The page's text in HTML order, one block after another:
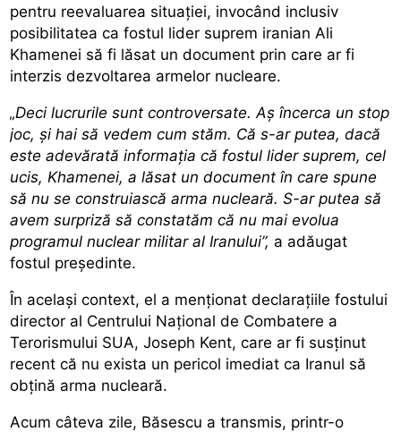
pentru reevaluarea situației, invocând inclusiv
posibilitatea ca fostul lider suprem iranian Ali
Khamenei să fi lăsat un document prin care ar fi
interzis dezvoltarea armelor nucleare.
„Deci lucrurile sunt controversate. Aș încerca un stop
joc, și hai să vedem cum stăm. Că s-ar putea, dacă
este adevărată informația că fostul lider suprem, cel
ucis, Khamenei, a lăsat un document în care spune
să nu se construiască arma nucleară. S-ar putea să
avem surpriză să constatăm că nu mai evolua
programul nuclear militar al Iranului”, a adăugat
fostul președinte.
În același context, el a menționat declarațiilefostului
director al Centrului Național de Combatere a
Terorismului SUA, Joseph Kent, care ar fi susținut
recent că nu exista un pericol imediat ca Iranul să
obțină arma nucleară.
Acum câteva zile, Băsescu a transmis, printr-o